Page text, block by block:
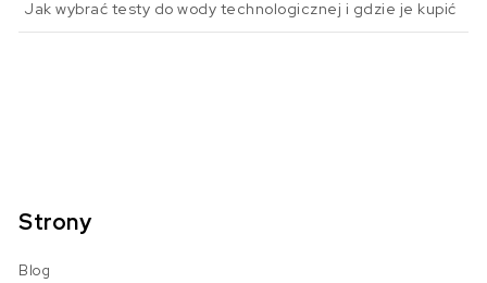
Jak wybrać testy do wody technologicznej i gdzie je kupić
Strony
Blog